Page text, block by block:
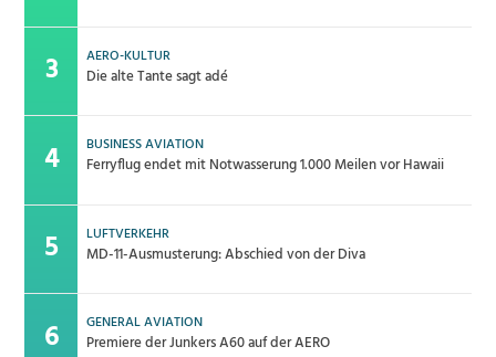
AERO-KULTUR
Die alte Tante sagt adé
BUSINESS AVIATION
Ferryflug endet mit Notwasserung 1.000 Meilen vor Hawaii
LUFTVERKEHR
MD-11-Ausmusterung: Abschied von der Diva
GENERAL AVIATION
Premiere der Junkers A60 auf der AERO